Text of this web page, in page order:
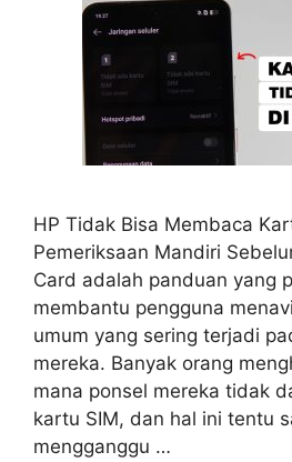
HP Tidak Bisa Membaca
Pemeriksaan Mandiri
Card adalah panduan yang
membantu pengguna
umum yang sering terjadi
mereka. Banyak orang
mana ponsel mereka tidak
kartu SIM, dan hal ini tentu
mengganggu …